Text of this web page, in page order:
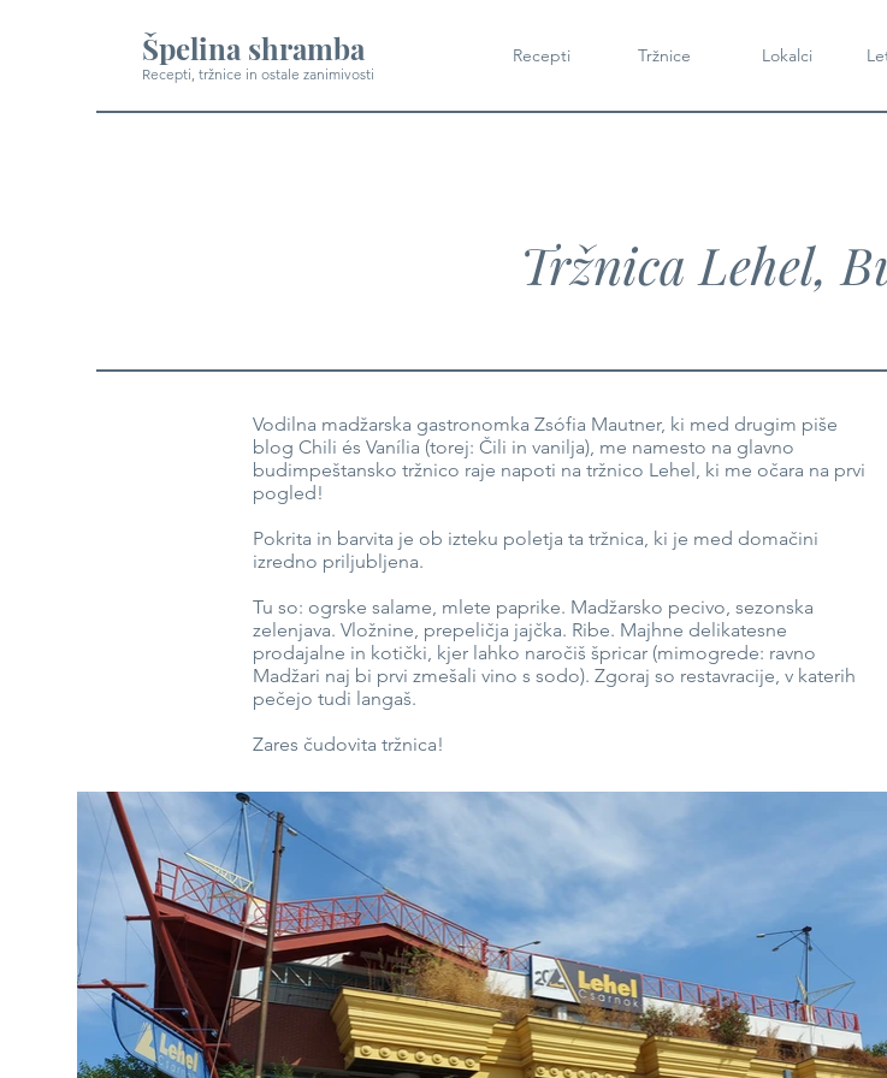
Špelina shramba
Recepti, tržnice in ostale zanimivosti
Recepti Tržnice Lokalci
Tržnica Lehel,
Vodilna madžarska gastronomka Zsófia Mautner, ki med drugim piše
blog Chili és Vanília (torej: Čili in vanilja), me namesto na glavno
budimpeštansko tržnico raje napoti na tržnico Lehel, ki me očara na prvi
pogled!
Pokrita in barvita je ob izteku poletja ta tržnica, ki je med domačini
izredno priljubljena.
Tu so: ogrske salame, mlete paprike. Madžarsko pecivo, sezonska
zelenjava. Vložnine, prepeličja jajčka. Ribe. Majhne delikatesne
prodajalne in kotički, kjer lahko naročiš špricar (mimogrede: ravno
Madžari naj bi prvi zmešali vino s sodo). Zgoraj so restavracije, v katerih
pečejo tudi langaš.
Zares čudovita tržnica!